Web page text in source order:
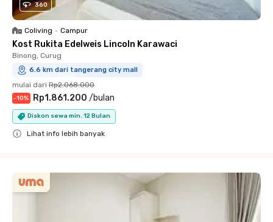
360
Coliving • Campur
Kost Rukita Edelweis Lincoln Karawaci
Binong, Curug
6.6 km dari tangerang city mall
mulai dari Rp2.068.000
-10% Rp1.861.200 /bulan
Diskon sewa min. 12 Bulan
Lihat info lebih banyak